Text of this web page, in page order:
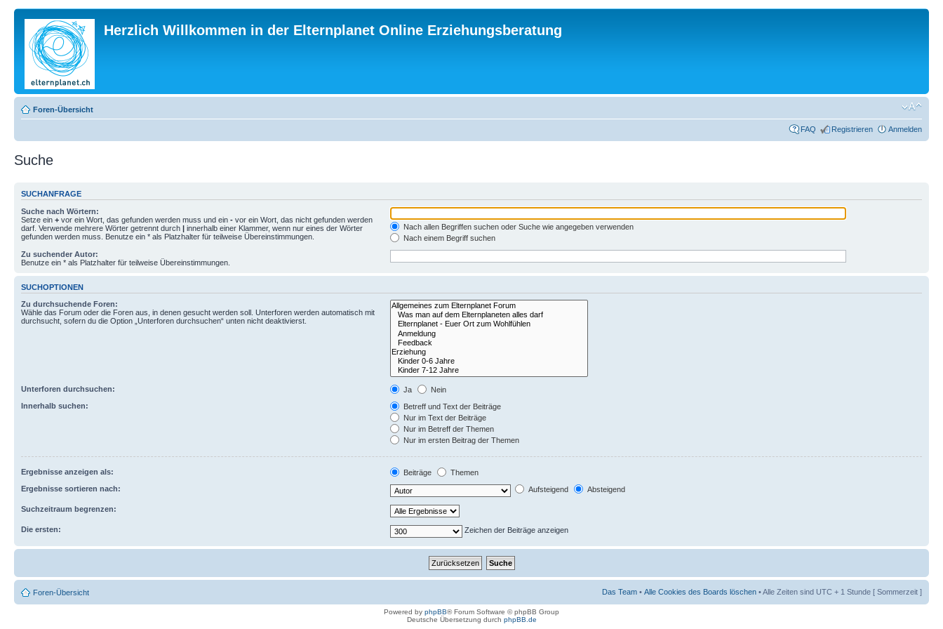
Herzlich Willkommen in der Elternplanet Online Erziehungsberatung
Foren-Übersicht
FAQ Registrieren Anmelden
Suche
SUCHANFRAGE
Suche nach Wörtern:
Setze ein + vor ein Wort, das gefunden werden muss und ein - vor ein Wort, das nicht gefunden werden
darf. Verwende mehrere Wörter getrennt durch | innerhalb einer Klammer, wenn nur eines der Wörter
gefunden werden muss. Benutze ein * als Platzhalter für teilweise Übereinstimmungen.
Nach allen Begriffen suchen oder Suche wie angegeben verwenden
Nach einem Begriff suchen
Zu suchender Autor:
Benutze ein * als Platzhalter für teilweise Übereinstimmungen.
SUCHOPTIONEN
Zu durchsuchende Foren:
Wähle das Forum oder die Foren aus, in denen gesucht werden soll. Unterforen werden automatisch mit
durchsucht, sofern du die Option „Unterforen durchsuchen“ unten nicht deaktivierst.
Unterforen durchsuchen: Ja
Nein
Innerhalb suchen:
Betreff und Text der Beiträge
Nur im Text der Beiträge
Nur im Betreff der Themen
Nur im ersten Beitrag der Themen
Ergebnisse anzeigen als: Beiträge
Themen
Ergebnisse sortieren nach:
Aufsteigend Absteigend
Suchzeitraum begrenzen:
Die ersten: Zeichen der Beiträge anzeigen
Foren-Übersicht Das Team • Alle Cookies des Boards löschen • Alle Zeiten sind UTC + 1 Stunde [ Sommerzeit ]
Powered by phpBB® Forum Software © phpBB Group
Deutsche Übersetzung durch phpBB.de